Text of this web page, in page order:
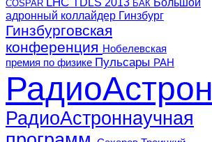
COSPAR TDLS 2013 БАК Большой
адронный коллайдер Гинзбург
Гинзбурговская
конференция Нобелевская
премия по физике Пульсары РАН
РадиоАстрон
РадиоАстроннаучная